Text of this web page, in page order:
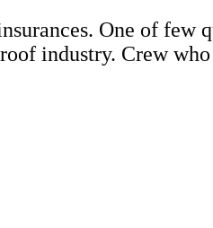
One of few
industry. Crew